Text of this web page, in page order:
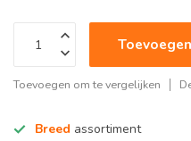
Toevoegen om te vergelijken
Breed assortiment